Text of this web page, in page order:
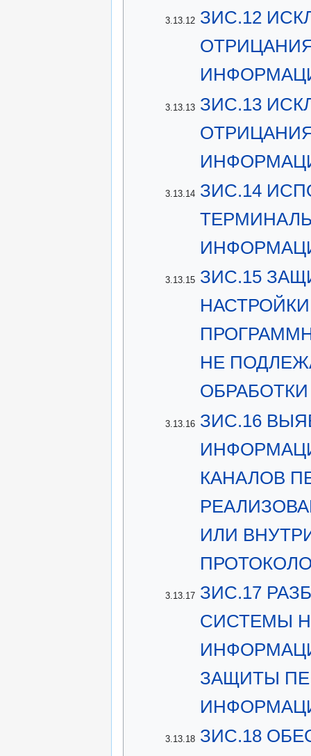
3.13.12 ЗИС.12
3.13.13 ЗИС.13
3.13.14 ЗИС.14
3.13.15 ЗИС.15
НЕ
3.13.16 ЗИС.16
КАНАЛОВ
ИЛИ
3.13.17 ЗИС.17
СИСТЕМЫ
ЗАЩИТЫ
3.13.18 ЗИС.18